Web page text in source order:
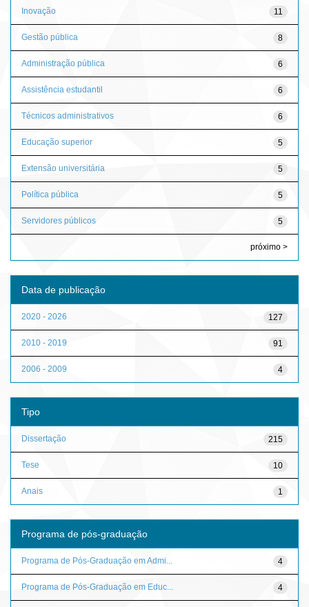
11
Inovação
8
Gestão pública
6
Administração pública
6
Assistência estudantil
6
Técnicos administrativos
5
Educação superior
5
Extensão universitária
5
Política pública
5
Servidores públicos
próximo >
Data de publicação
127
2020 - 2026
91
2010 - 2019
4
2006 - 2009
Tipo
215
Dissertação
10
Tese
1
Anais
Programa de pós-graduação
4
Programa de Pós-Graduação em Admi...
4
Programa de Pós-Graduação em Educ...